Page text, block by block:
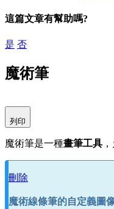
這篇文章有幫助嗎?
是 否
魔術筆
列印
魔術筆是一種畫筆工具
刪除
魔術線條筆的自定義圖